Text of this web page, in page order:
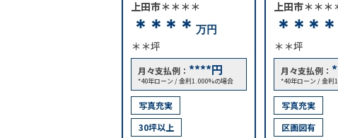
上田市＊＊＊＊
＊＊＊＊ 万円
＊＊坪
月々支払例： ****円
*40年ローン / 金利1.000%の場合
写真充実
30坪以上
上田市＊＊＊
＊＊＊＊
＊＊坪
月々支払例：
*40年ローン / 金利
写真充実
区画図有